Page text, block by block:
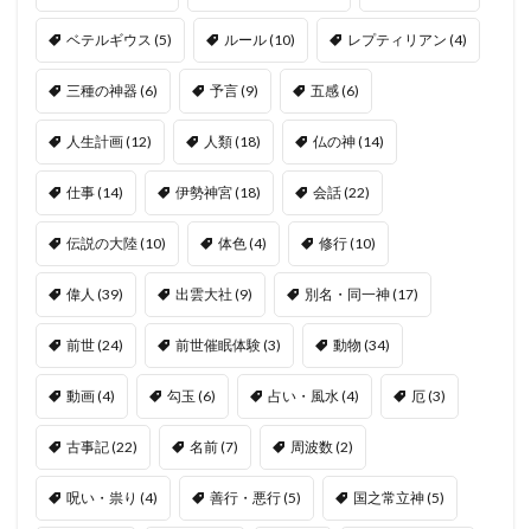
ベテルギウス (5) ルール(10) レプティリアン (4)
三種の神器(6) 予言(9) 五感(6)
人生計画(12) 人類(18) 仏の神(14)
仕事(14) 伊勢神宮(18) 会話(22)
伝説の大陸(10) 体色(4) 修行(10)
偉人 (39) 出雲大社 (9) 別名・同一神(17)
前世(24) 前世催眠体験(3) 動物 (34)
動画(4) 勾玉 (6) 占い・風水(4) 厄(3)
古事記(22) 名前(7) 周波数(2)
呪い・祟り (4) 善行・悪行(5) 国之常立神(5)